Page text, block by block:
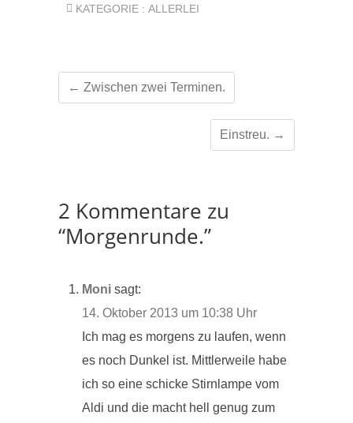
KATEGORIE : ALLERLEI
← Zwischen zwei Terminen.
Einstreu. →
2 Kommentare zu
“Morgenrunde.”
Moni sagt:
14. Oktober 2013 um 10:38 Uhr
Ich mag es morgens zu laufen, wenn
es noch Dunkel ist. Mittlerweile habe
ich so eine schicke Stirnlampe vom
Aldi und die macht hell genug zum